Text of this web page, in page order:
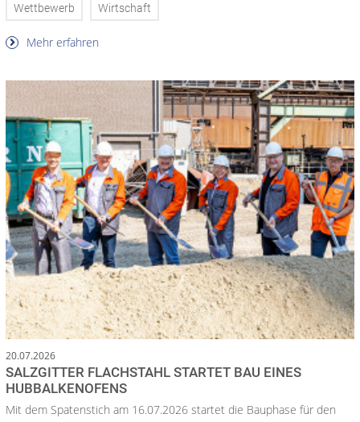
Wettbewerb Wirtschaft
Mehr erfahren
20.07.2026
SALZGITTER FLACHSTAHL STARTET BAU EINES
HUBBALKENOFENS
Mit dem Spatenstich am 16.07.2026 startet die Bauphase für den